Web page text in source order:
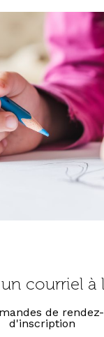
courriel à
de
d'inscription